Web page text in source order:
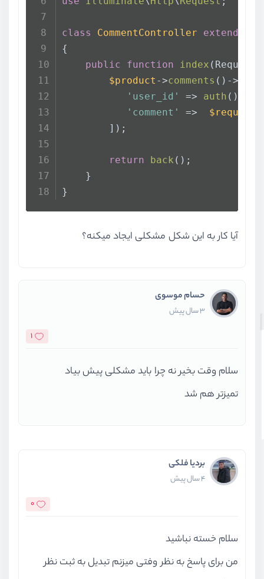
class CommentController extends
{
public
function index ( Request
$product ->comments ()->
'user_id'
=> auth ()->
'comment'
=> $request
        ]);
return back ();
    }
}
آیا کار به این شکل مشکلی ایجاد میکنه؟
حسام موسوی
3 سال پیش
1
سلام وقت بخیر نه چرا باید مشکلی پیش بیاد
تمیزتر هم شد
بردیا فلکی
4 سال پیش
0
سلام خسته نباشید
من برای پاسخ به نظر وفتی میزنم تبدیل به ثبت نظر